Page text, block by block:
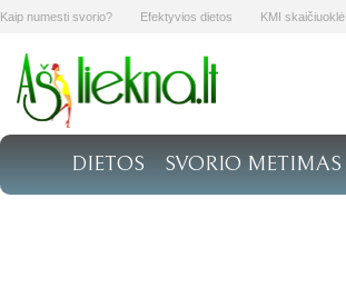
Kaip numesti svorio? Efektyvios dietos KMI skaičiuoklė
DIETOS SVORIO METIMAS